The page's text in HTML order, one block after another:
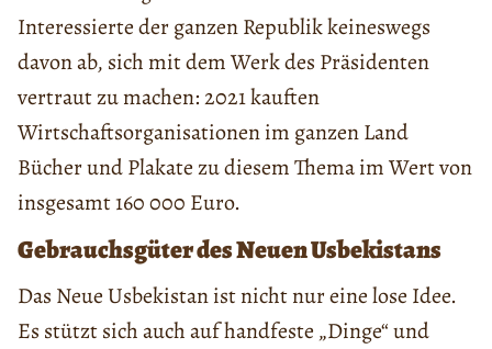
Interessierte der ganzen Republik keineswegs
davon ab, sich mit dem Werk des Präsidenten
vertraut zu machen: 2021 kauften
Wirtschaftsorganisationen im ganzen Land
Bücher und Plakate zu diesem Thema im Wert von
insgesamt 160 000 Euro.
Gebrauchsgüter des Neuen Usbekistans
Das Neue Usbekistan ist nicht nur eine lose Idee.
Es stützt sich auch auf handfeste „Dinge“ und